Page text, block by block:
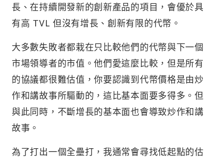
長、在持續開發新的創新產品的項目，會優於具
有高 TVL 但沒有增長、創新有限的代幣。
大多數失敗者都栽在只比較他們的代幣與下一個
市場領導者的市值。他們愛這麼比較，但是所有
的協議都很難估值，你要認識到代幣價格是由炒
作和講故事所驅動的，這比基本面要多得多。但
與此同時，不斷增長的基本面也會導致炒作和講
故事。
為了打出一個全壘打，我通常會尋找低起點的估